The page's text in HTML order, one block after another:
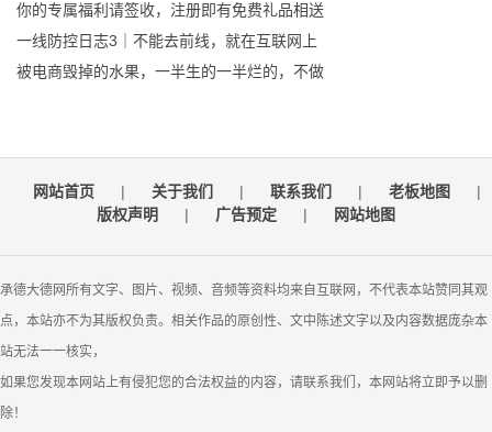
你的专属福利请签收，注册即有免费礼品相送
一线防控日志3｜不能去前线，就在互联网上
被电商毁掉的水果，一半生的一半烂的，不做
网站首页 | 关于我们 | 联系我们 | 老板地图
|
版权声明
| 广告预定 | 网站地图
承德大德网所有文字、图片、视频、音频等资料均来自互联网，不代表本站赞同其观
点，本站亦不为其版权负责。相关作品的原创性、文中陈述文字以及内容数据庞杂本
站无法一一核实，
如果您发现本网站上有侵犯您的合法权益的内容，请联系我们，本网站将立即予以删
除！